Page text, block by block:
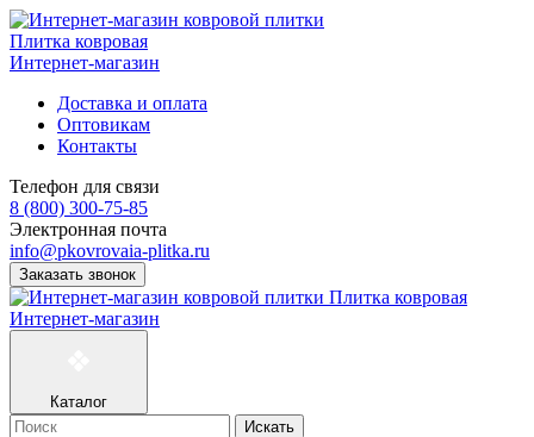
Плитка ковровая
Интернет-магазин
Доставка и оплата
Оптовикам
Контакты
Телефон для связи
8 (800) 300-75-85
Электронная почта
info@pkovrovaia-plitka.ru
Заказать звонок
Плитка ковровая
Интернет-магазин
Каталог
Искать